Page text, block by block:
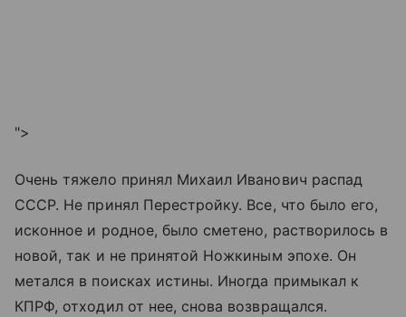
">
Очень тяжело принял Михаил Иванович распад
СССР. Не принял Перестройку. Все, что было его,
исконное и родное, было сметено, растворилось в
новой, так и не принятой Ножкиным эпохе. Он
метался в поисках истины. Иногда примыкал к
КПРФ, отходил от нее, снова возвращался.